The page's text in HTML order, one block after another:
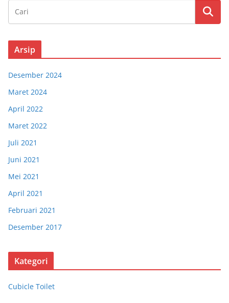
Arsip
Desember 2024
Maret 2024
April 2022
Maret 2022
Juli 2021
Juni 2021
Mei 2021
April 2021
Februari 2021
Desember 2017
Kategori
Cubicle Toilet